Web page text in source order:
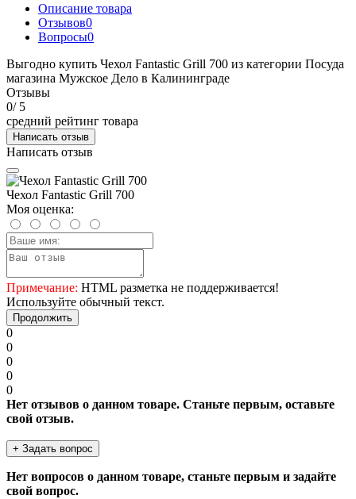
Описание товара
Отзывов0
Вопросы0
Выгодно купить Чехол Fantastic Grill 700 из категории Посуда
магазина Мужское Дело в Калининграде
Отзывы
0/ 5
средний рейтинг товара
Написать отзыв
Написать отзыв
Чехол Fantastic Grill 700
Моя оценка:
Примечание: HTML разметка не поддерживается!
Используйте обычный текст.
Продолжить
0
0
0
0
0
Нет отзывов о данном товаре. Станьте первым, оставьте
свой отзыв.
+ Задать вопрос
Нет вопросов о данном товаре, станьте первым и задайте
свой вопрос.